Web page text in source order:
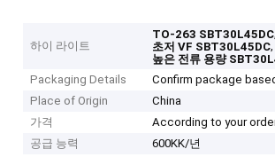
하이 라이트
TO-263 SBT30L45DC,
초저 VF SBT30L45DC,
높은 전류 용량
Packaging Details
Confirm package
Place of Origin
China
가격
According to your
공급 능력
600KK/년